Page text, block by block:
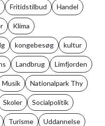
Fritidstilbud Handel
Klima
kongebesøg kultur
Landbrug Limfjorden
Musik Nationalpark Thy
Skoler Socialpolitik
Turisme Uddannelse